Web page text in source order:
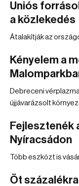
Uniós
a közlekedés
Átalakítják az
Kényelem a
Debreceni
újjávarázsolt
Fejlesztenék
Nyíracsádon
Több eszközt is
Öt